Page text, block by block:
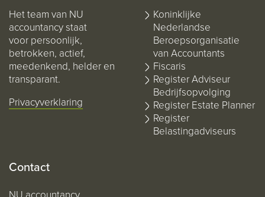
Het team van NU
accountancy staat
voor persoonlijk,
betrokken, actief,
meedenkend, helder en
transparant.
Privacyverklaring
Koninklijke
Nederlandse
Beroepsorganisatie
van Accountants
Fiscaris
Register Adviseur
Bedrijfsopvolging
Register Estate Planner
Register
Belastingadviseurs
Contact